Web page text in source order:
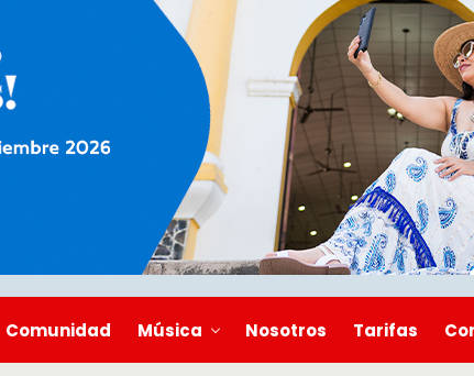
Comunidad Música Nosotros Tarifas